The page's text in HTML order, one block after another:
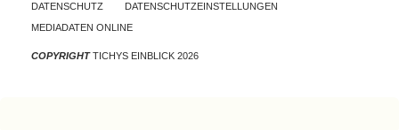
DATENSCHUTZ
DATENSCHUTZEINSTELLUNGEN
MEDIADATEN ONLINE
COPYRIGHTTICHYS EINBLICK 2026